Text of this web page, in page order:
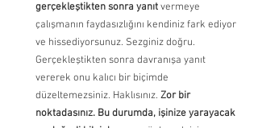
gerçekleştikten sonra yanıt vermeye
çalışmanın faydasızlığını kendiniz fark ediyor
ve hissediyorsunuz. Sezginiz doğru.
Gerçekleştikten sonra davranışa yanıt
vererek onu kalıcı bir biçimde
düzeltemezsiniz. Haklısınız. Zor bir
noktadasınız. Bu durumda, işinize yarayacak